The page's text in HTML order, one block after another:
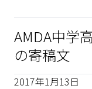
AMDA中学
の寄稿文
2017年1月13日